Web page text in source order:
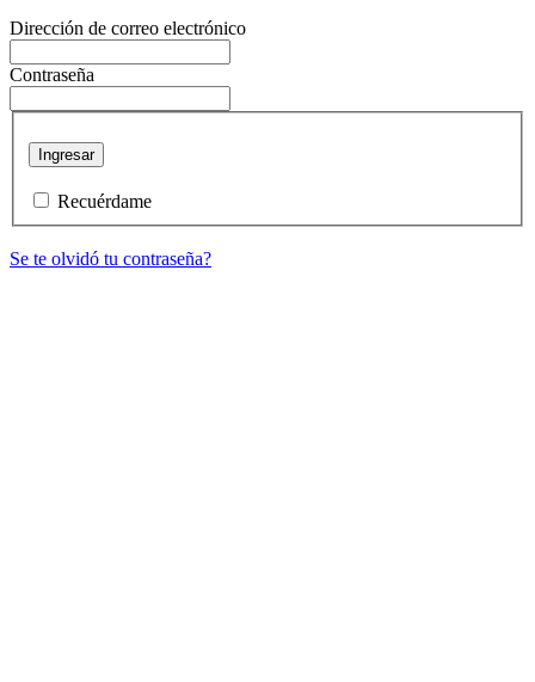
Dirección de correo electrónico
Contraseña
Ingresar
Recuérdame
Se te olvidó tu contraseña?